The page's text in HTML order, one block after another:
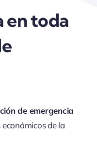
en toda
de emergencia
de la